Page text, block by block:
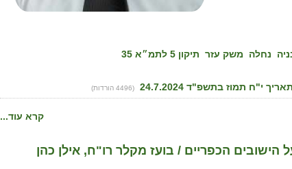
נחלה משק עזר תיקון 5 לתמ״א 35
(4496 הורדות)
קרא עוד...
הישובים הכפריים / בועז מקלר רו"ח, אילן כהן